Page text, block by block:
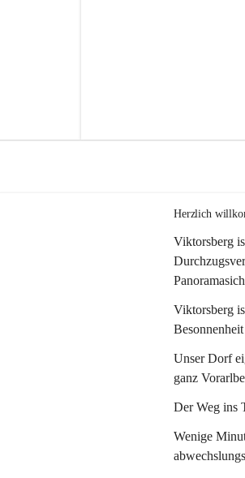
Herzlich
Viktorsberg
Viktorsberg
Unser Dorf
ganz
Der Weg ins
Wenige